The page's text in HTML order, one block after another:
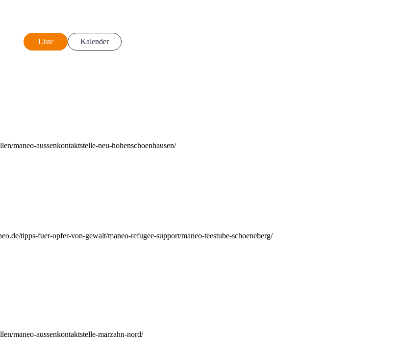
Liste Kalender
maneo-aussenkontaktstelle-neu-hohenschoenhausen/
tipps-fuer-opfer-von-gewalt/maneo-refugee-support/maneo-teestube-schoeneberg/
maneo-aussenkontaktstelle-marzahn-nord/